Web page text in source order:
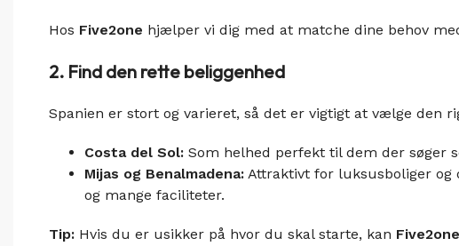
Hos Five2one hjælper vi dig med at matche dine behov
2. Find den rette beliggenhed
Spanien er stort og varieret, så det er vigtigt at vælge den
Costa del Sol: Som helhed perfekt til dem der søger
Mijas og Benalmadena: Attraktivt for luksusboliger og
og mange faciliteter.
Tip: Hvis du er usikker på hvor du skal starte, kan Five2one